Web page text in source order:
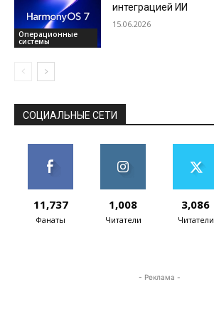
Операционные
системы
интеграцией ИИ
15.06.2026
СОЦИАЛЬНЫЕ СЕТИ
11,737
Фанаты
1,008
Читатели
3,086
Читатели
- Реклама -